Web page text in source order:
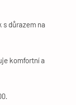
důrazem na
komfortní a